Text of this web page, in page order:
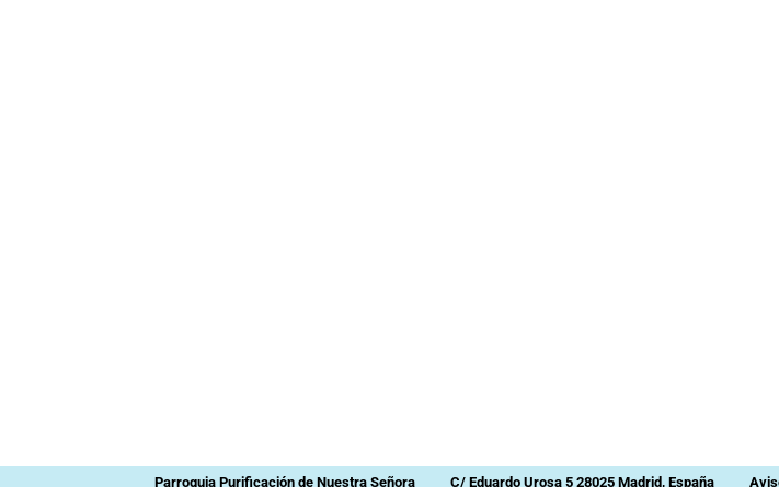
Parroquia Purificación de Nuestra Señora C/ Eduardo Urosa 5 28025 Madrid, España